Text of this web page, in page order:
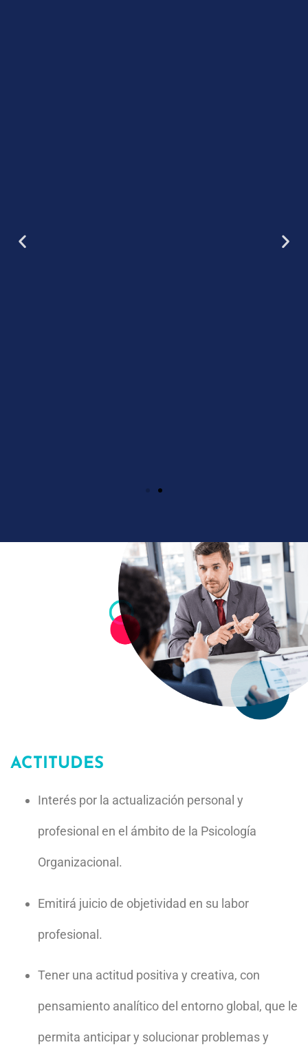
Identiﬁcar elementos relevantes que afectan o
enriquecen la práctica psicológica en la industria.
Evaluar, diseñar e implementar alternativas viables
para la resolución de conﬂictos organizacionales.
Evaluar, diseñar e implementar modelos o estrategias
de reclutamiento del personal de una organización.
Orientar y dirigir procesos en la mejora del clima
Realizar estudios de campo para aportar contenidos
en el área de reclutamiento electrónico del personal.
Seleccionar estrategias adecuadas en el manejo de
conﬂictos organizacionales.
Adaptar y adecuar las técnicas para lograr un clima
organizacional que ayude en el desarrollo personal y
ACTITUDES
Interés por la actualización personal y
profesional en el ámbito de la Psicología
Organizacional.
Emitirá juicio de objetividad en su labor
profesional.
Tener una actitud positiva y creativa, con
pensamiento analítico del entorno global, que le
permita anticipary solucionar problemasy